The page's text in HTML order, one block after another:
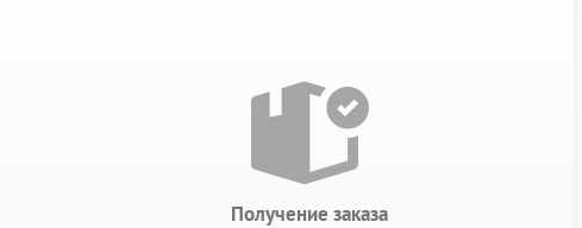
Получение заказа